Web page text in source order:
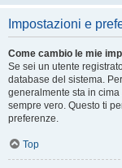
Impostazioni e
Come cambio le mie
Se sei un utente
database del sistema.
generalmente sta in
sempre vero. Questo ti
preferenze.
Top